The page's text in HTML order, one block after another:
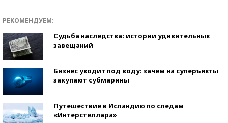
РЕКОМЕНДУЕМ:
Судьба наследства: истории удивительных
завещаний
Бизнес уходит под воду: зачем на суперъяхты
закупают субмарины
Путешествие в Исландию по следам
«Интерстеллара»